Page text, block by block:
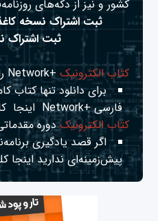
کشور و نیز از دکه‌های
ثبت اشتراک نسخه
ثبت اشتراک
کتاب الکترونیک+Network راهنمای شبکه‌ها
برای دانلود تنها کتاب
فارسی +Network
اینجا
کتاب الکترونیکدوره
اگر قصد یادگیری
پیش‌زمینه‌ای نداریداینجا